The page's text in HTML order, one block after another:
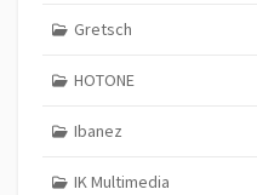
Gretsch
HOTONE
Ibanez
IK Multimedia